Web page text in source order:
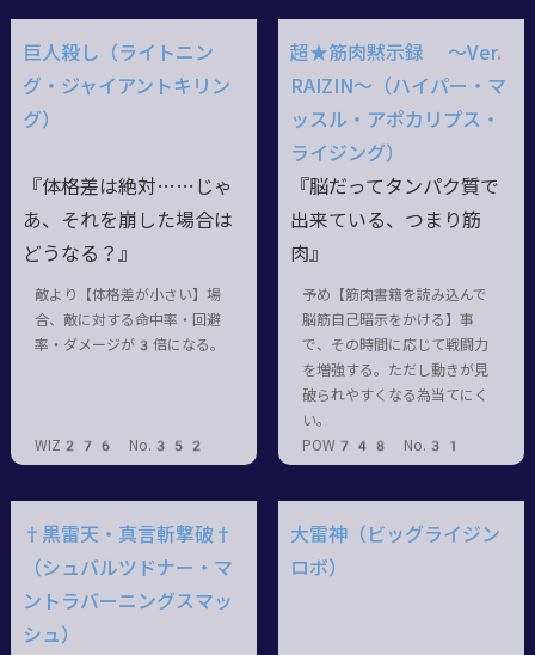
巨人殺し（ライトニン
グ・ジャイアントキリン
グ）
『体格差は絶対……じゃ
あ、それを崩した場合は
どうなる？』
敵より【体格差が小さい】場
合、敵に対する命中率・回避
率・ダメージが3倍になる。
WIZ276 No.352
超★筋肉黙示録 ～Ver.
RAIZIN～（ハイパー・マ
ッスル・アポカリプス・
ライジング）
『脳だってタンパク質で
出来ている、つまり筋
肉』
予め【筋肉書籍を読み込んで
脳筋自己暗示をかける】事
で、その時間に応じて戦闘力
を増強する。ただし動きが見
破られやすくなる為当てにく
い。
POW748 No.31
†黒雷天・真言斬撃破†
（シュバルツドナー・マ
ントラバーニングスマッ
シュ）
大雷神（ビッグライジン
ロボ）